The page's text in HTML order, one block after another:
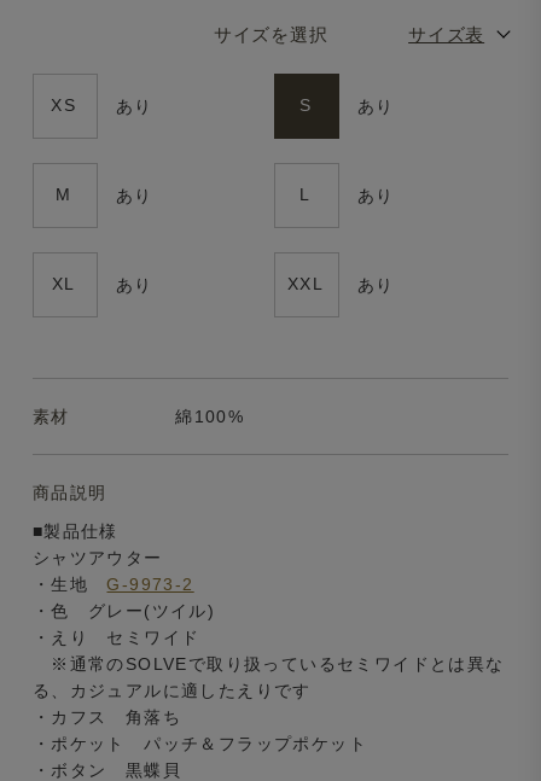
サイズを選択 サイズ表
XS あり S あり
M あり L あり
XL あり XXL あり
素材 綿100%
商品説明
■製品仕様
シャツアウター
・生地G-9973-2
・色 グレー(ツイル)
・えり セミワイド
※通常のSOLVEで取り扱っているセミワイドとは異な
る、カジュアルに適したえりです
・カフス 角落ち
・ポケット パッチ＆フラップポケット
・ボタン 黒蝶貝